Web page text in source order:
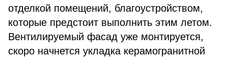
отделкой помещений, благоустройством,
которые предстоит выполнить этим летом.
Вентилируемый фасад уже монтируется,
скоро начнется укладка керамогранитной